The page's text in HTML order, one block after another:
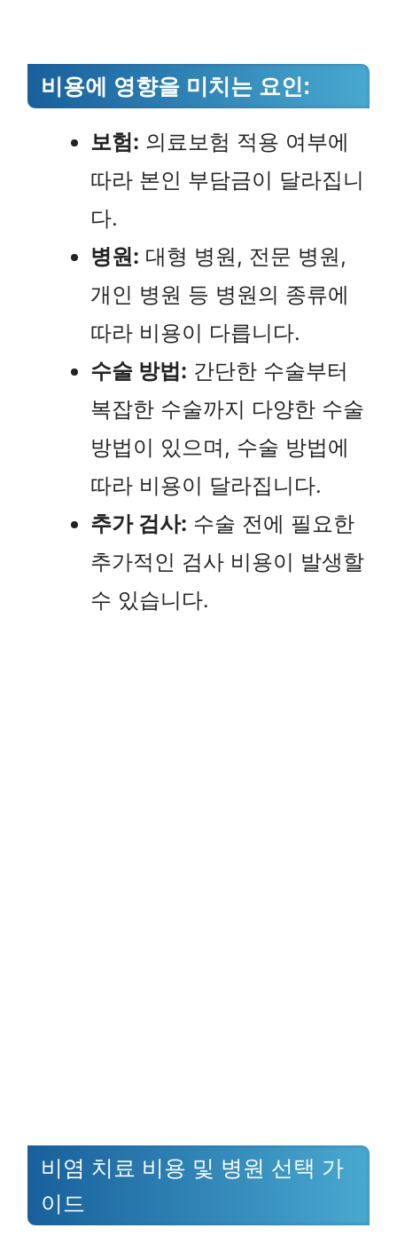
비용에 영향을 미치는 요인:
보험: 의료보험 적용 여부에
따라 본인 부담금이 달라집니
다.
병원: 대형 병원, 전문 병원,
개인 병원 등 병원의 종류에
따라 비용이 다릅니다.
수술 방법: 간단한 수술부터
복잡한 수술까지 다양한 수술
방법이 있으며, 수술 방법에
따라 비용이 달라집니다.
추가 검사: 수술 전에 필요한
추가적인 검사 비용이 발생할
수 있습니다.
비염 치료 비용 및 병원 선택 가
이드